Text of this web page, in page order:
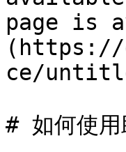
page is
(https://
ce/
# 如何使用